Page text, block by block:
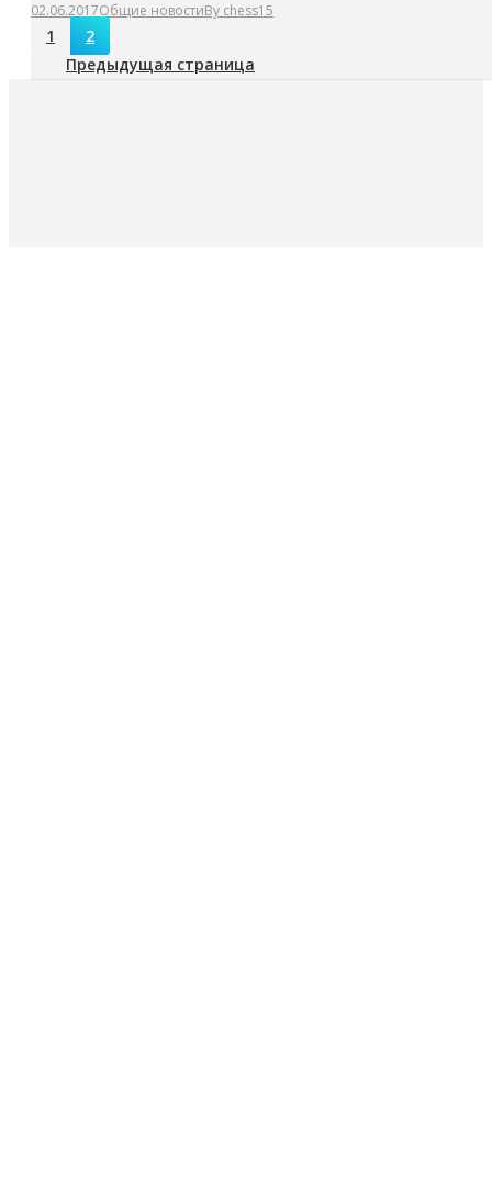
02.06.2017Общие новостиBy chess15
1
2
Предыдущая страница